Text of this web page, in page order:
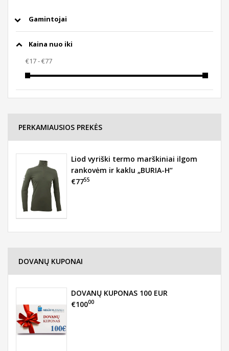
Gamintojai
Kaina nuo iki
PERKAMIAUSIOS PREKĖS
Liod vyriški termo marškiniai ilgom
rankovėm ir kaklu „BURIA-H“
€7755
DOVANŲ KUPONAI
DOVANŲ KUPONAS 100 EUR
€10000